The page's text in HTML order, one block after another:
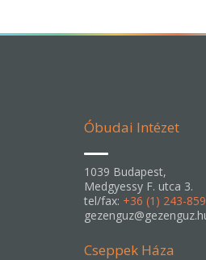
Óbudai Intézet
1039 Budapest,
Medgyessy F. utca 3.
tel/fax: +36 (1) 243-
Cseppek Háza